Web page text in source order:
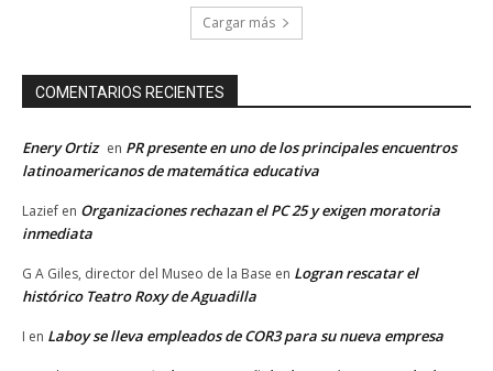
Cargar más
COMENTARIOS RECIENTES
Enery Ortiz en PR presente en uno de los principales encuentros
latinoamericanos de matemática educativa
Lazief en Organizaciones rechazan el PC 25 y exigen moratoria
inmediata
G A Giles, director del Museo de la Base en Logran rescatar el
histórico Teatro Roxy de Aguadilla
I en Laboy se lleva empleados de COR3 para su nueva empresa